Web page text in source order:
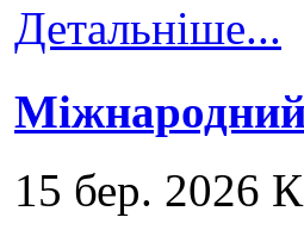
Детальніше...
Міжнародний
15 бер. 2026